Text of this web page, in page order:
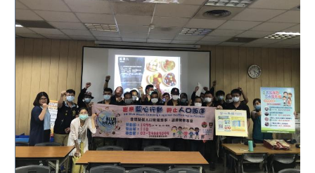
心。藍心行動的目標為喚起全球各地的防制人口販運意
識，並動員國際組織、政府、民間社團或私人機構的資
源，一起防制人口販運的發生！ 【人口販運案件檢舉及被
害人保護24小時免費專線】 1. 勞動部：1955外籍勞工及
雇主多國語言諮詢保護專線(提供中、英、越、印、泰等5
種語言) 2. 移民署：02-2388-3095 (我想爸爸，響鈴救
我，人口販運案件檢舉專線) 3. 警察局：110 【如何申請
苗栗縣政府外籍移工宣導團到廠實施宣導？】 申請窗口：
(一)勞青處：受理以外籍移工、其聘僱單位及仲介公司職
員為宣導對象之申請。聯絡電話：037-559245。 (二)農業